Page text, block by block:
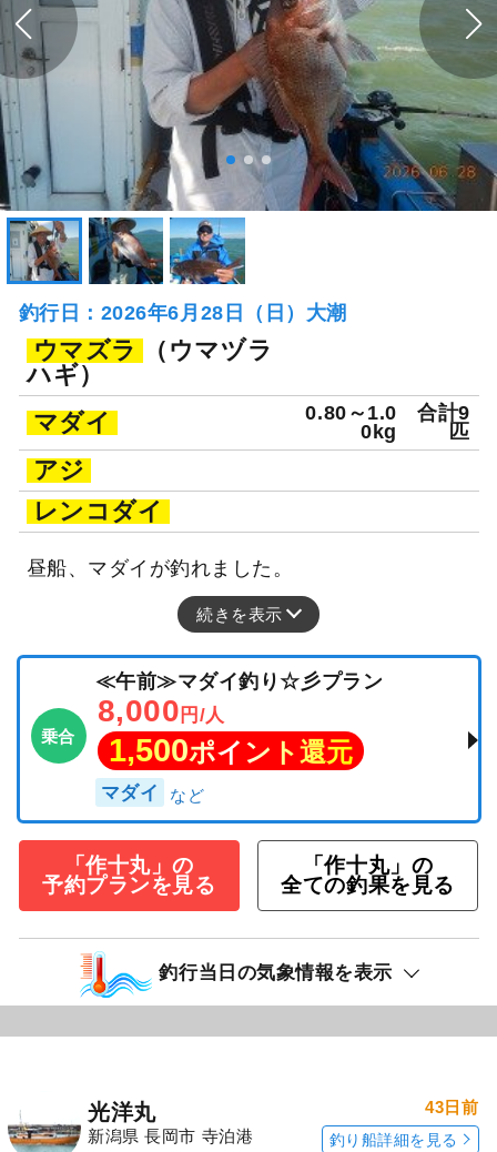
釣行日：2026年6月28日（日）大潮
ウマズラ
（ウマヅラ
ハギ）
マダイ
0.80～1.0
0kg
合計9
匹
アジ
レンコダイ
昼船、マダイが釣れました。
続きを表示
乗合
≪午前≫マダイ釣り☆彡プラン
8,000 円/人
1,500ポイント還元
マダイ
「作十丸」の
予約プランを見る
「作十丸」の
全ての釣果を見る
釣行当日の気象情報を表示
光洋丸
新潟県 長岡市 寺泊港
43日前
釣り船詳細を見る